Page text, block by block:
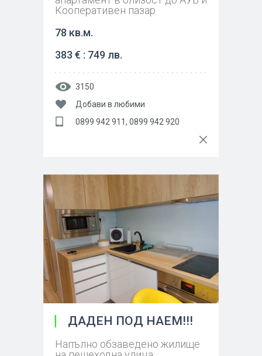
Кооперативен пазар
78 кв.м.
383 € : 749 лв.
3150
Добави в любими
0899 942 911, 0899 942 920
ДАДЕН ПОД НАЕМ!!!
Напълно обзаведено жилище